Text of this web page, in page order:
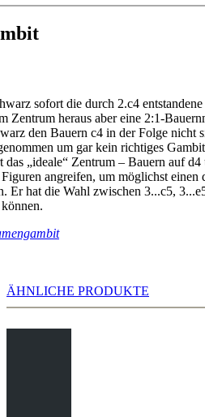
sofort die durch 2.c4
Zentrum heraus aber eine 2:1-
den Bauern c4 in der Folge nicht
um gar kein richtiges
„ideale“ Zentrum – Bauern auf
angreifen, um möglichst einen
Er hat die Wahl zwischen 3...c5,
ÄHNLICHE PRODUKTE